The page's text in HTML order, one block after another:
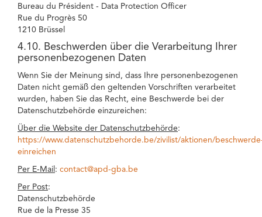
Bureau du Président - Data Protection Officer
Rue du Progrès 50
1210 Brüssel
4.10. Beschwerden über die Verarbeitung Ihrer
personenbezogenen Daten
Wenn Sie der Meinung sind, dass Ihre personenbezogenen
Daten nicht gemäß den geltenden Vorschriften verarbeitet
wurden, haben Sie das Recht, eine Beschwerde bei der
Datenschutzbehörde einzureichen:
Über die Website der Datenschutzbehörde:
https://www.datenschutzbehorde.be/zivilist/aktionen/
einreichen
Per E-Mail : contact@apd-gba.be
Per Post:
Datenschutzbehörde
Rue de la Presse 35